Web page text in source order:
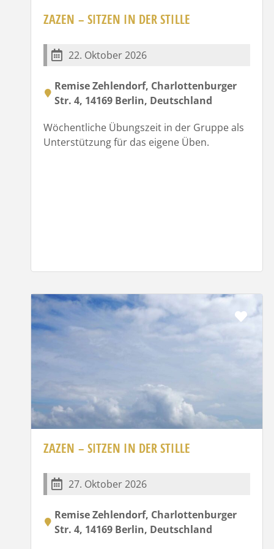
ZAZEN – SITZEN IN DER STILLE
22. Oktober 2026
Remise Zehlendorf, Charlottenburger
Str. 4, 14169 Berlin, Deutschland
Wöchentliche Übungszeit in der Gruppe als
Unterstützung für das eigene Üben.
ZAZEN – SITZEN IN DER STILLE
27. Oktober 2026
Remise Zehlendorf, Charlottenburger
Str. 4, 14169 Berlin, Deutschland